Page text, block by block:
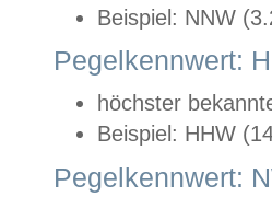
Beispiel: NNW
Pegelkennwert:
höchster
Beispiel: HHW
Pegelkennwert: